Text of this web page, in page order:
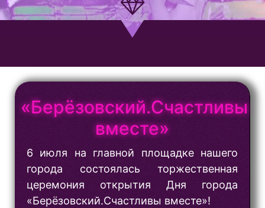
«Берёзовский.Счастливы
вместе»
6 июля на главной площадке нашего
города состоялась торжественная
церемония открытия Дня города
«Берёзовский.Счастливы вместе»!